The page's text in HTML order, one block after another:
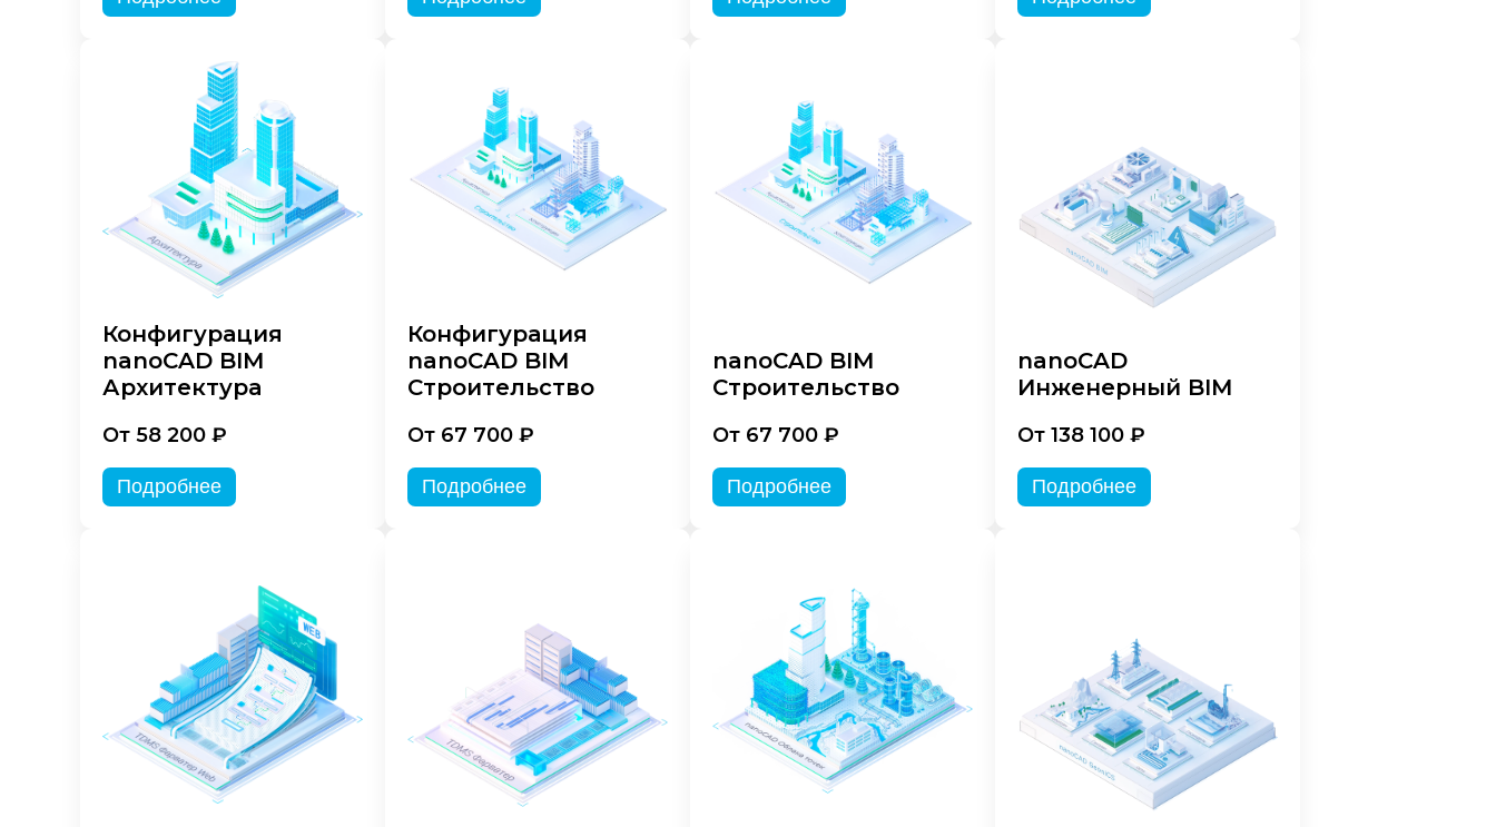
Конфигурация
nanoCAD BIM
Архитектура
От 58 200 ₽
Подробнее
Конфигурация
nanoCAD BIM
Строительство
От 67 700 ₽
Подробнее
nanoCAD BIM
Строительство
От 67 700 ₽
Подробнее
nanoCAD
Инженерный BIM
От 138 100 ₽
Подробнее